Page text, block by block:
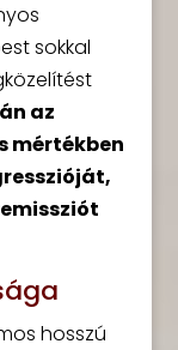
sokkal
az
mértékben
hosszú